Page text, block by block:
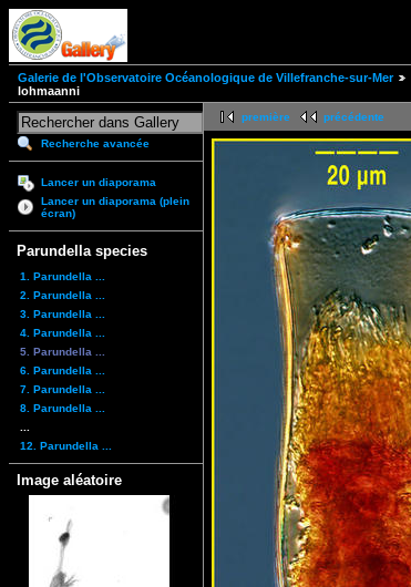
Galerie de l'Observatoire Océanologique de Villefranche-sur-Mer
lohmaanni
Recherche avancée
Lancer un diaporama
Lancer un diaporama (plein
écran)
Parundella species
1. Parundella ...
2. Parundella ...
3. Parundella ...
4. Parundella ...
5. Parundella ...
6. Parundella ...
7. Parundella ...
8. Parundella ...
12. Parundella ...
Image aléatoire
première précédente